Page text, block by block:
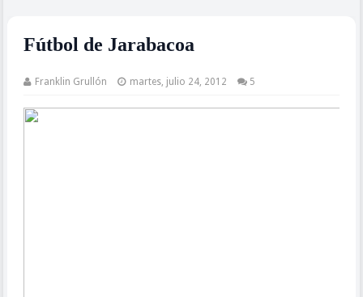
Fútbol de Jarabacoa
Franklin Grullón martes, julio 24, 2012 5